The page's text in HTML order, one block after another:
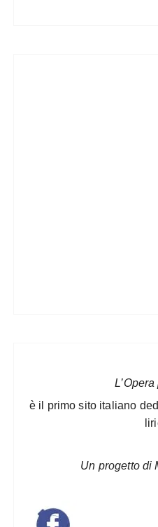
è il primo sito italiano
Un progetto di